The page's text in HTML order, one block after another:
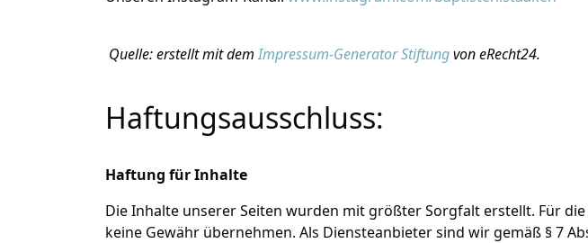
Quelle: erstellt mit demImpressum-Generator Stiftungvon eRecht24.
Haftungsausschluss:
Haftung für Inhalte
Die Inhalte unserer Seiten wurden mit größter Sorgfalt erstellt. Für
keine Gewähr übernehmen. Als Diensteanbieter sind wir gemäß § 7